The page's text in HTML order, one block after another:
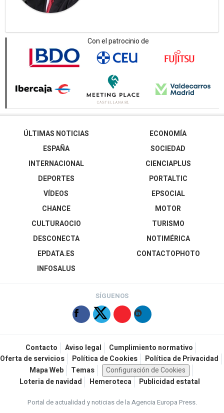
Con el patrocinio de
ÚLTIMAS NOTICIAS
ESPAÑA
INTERNACIONAL
DEPORTES
VÍDEOS
ECONOMÍA
SOCIEDAD
CIENCIAPLUS
PORTALTIC
EPSOCIAL
CHANCE
CULTURAOCIO
DESCONECTA
EPDATA.ES
INFOSALUS
MOTOR
TURISMO
NOTIMÉRICA
CONTACTOPHOTO
SÍGUENOS
Contacto Aviso legal
Cumplimiento normativo
Oferta de servicios
Política de Cookies
Política de Privacidad
Mapa Web
Temas
Configuración de Cookies
Loteria de navidad
Hemeroteca Publicidad estatal
Portal de actualidad y noticias de la Agencia Europa Press.